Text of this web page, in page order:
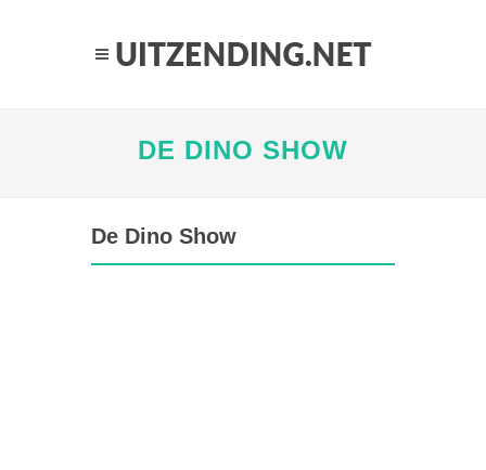
DE DINO SHOW
De Dino Show